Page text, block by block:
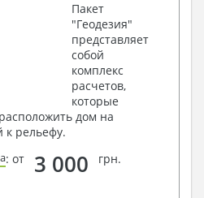
Пакет
"Геодезия"
представляет
собой
комплекс
расчетов,
которые
дом на
к рельефу.
: от 3 000 грн.